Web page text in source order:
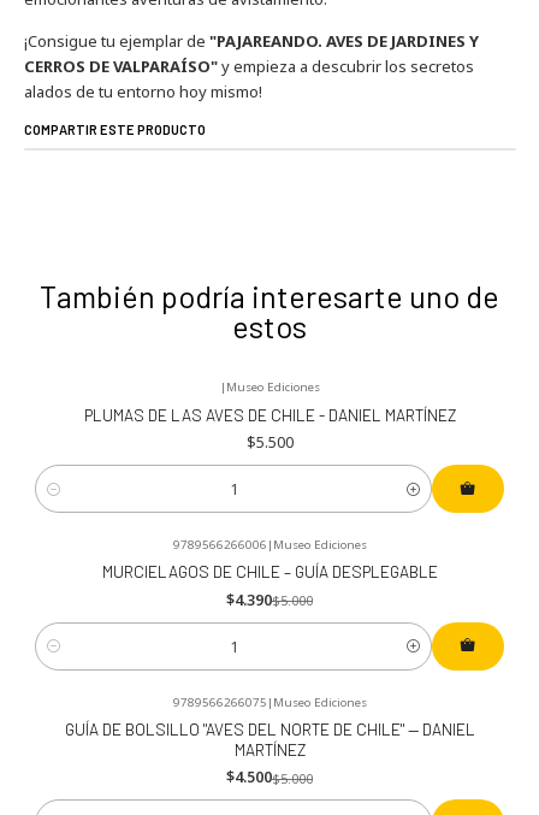
¡Consigue tu ejemplar de "PAJAREANDO. AVES DE JARDINES Y
CERROS DE VALPARAÍSO"y empieza a descubrir los secretos
alados de tu entorno hoy mismo!
COMPARTIR ESTE PRODUCTO
También podría interesarte uno de
estos
| Museo Ediciones
PLUMAS DE LAS AVES DE CHILE - DANIEL MARTÍNEZ
$5.500
Cantidad
OFF
9789566266006 | Museo Ediciones
MURCIELAGOS DE CHILE – GUÍA DESPLEGABLE
$4.390$5.000
Cantidad
-10%OFF
9789566266075 | Museo Ediciones
GUÍA DE BOLSILLO "AVES DEL NORTE DE CHILE" — DANIEL
MARTÍNEZ
$4.500$5.000